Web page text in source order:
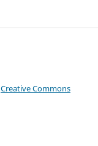
Creative Commons